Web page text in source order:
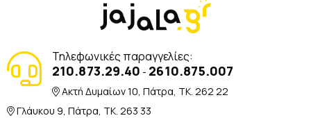
Τηλεφωνικές παραγγελίες:
210.873.29.40 - 2610.875.007
Ακτή Δυμαίων 10, Πάτρα, TK. 262 22
Γλάυκου 9, Πάτρα, TK. 263 33